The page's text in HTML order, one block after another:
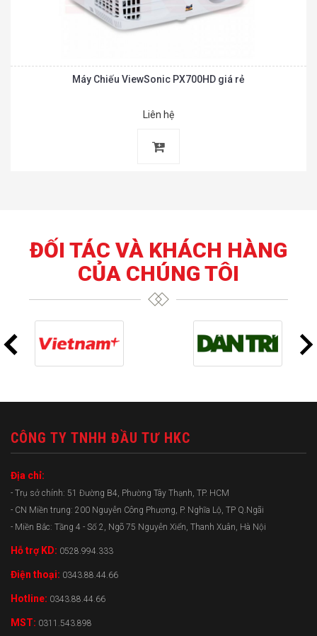
Máy Chiếu ViewSonic PX700HD giá rẻ
Liên hệ
ĐỐI TÁC VÀ KHÁCH HÀNG
CỦA CHÚNG TÔI
CÔNG TY TNHH ĐẦU TƯ HKC
Địa chỉ:
- Trụ sở chính: 51 Đường B4, Phường Tây Thạnh, TP. HCM
- CN Miền trung: 200 Nguyễn Công Phương, P. Nghĩa Lộ, TP Q.Ngãi
- Miền Bắc: Tầng 4 - Số 2, Ngõ 75 Nguyễn Xiển, Thanh Xuân, Hà Nội
Hỗ trợ KD: 0528.994.333
Điện thoại: 0343.88.44.66
Hotline: 0343.88.44.66
MST: 0311.543.898